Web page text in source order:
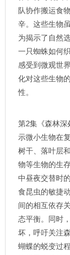
队协作搬运食
辛。这些生物
为揭示了自然
一只蜘蛛如何
感受到微观世
化对这些生物
性。
第2集《森林深
示微小生物在
树干、落叶层
物等生物的生
中昼夜交替时
食昆虫的敏捷
间的相互依存
态平衡。同时
坏，呼吁关注
蝴蝶的蜕变过